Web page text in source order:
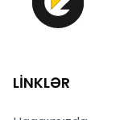
LİNKLƏR